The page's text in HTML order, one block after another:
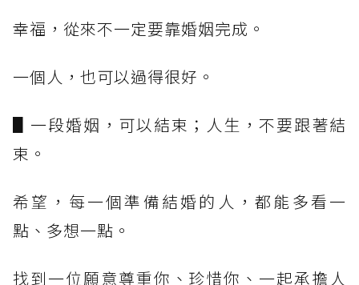
幸福，從來不一定要靠婚姻完成。
一個人，也可以過得很好。
▋一段婚姻，可以結束；人生，不要跟著結
束。
希望，每一個準備結婚的人，都能多看一
點、多想一點。
找到一位願意尊重你、珍惜你、一起承擔人